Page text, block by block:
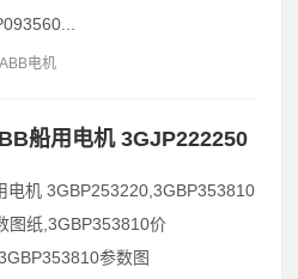
ABB电机
船用电机 3GJP222250
电机 3GBP253220,3GBP353810
图纸,3GBP353810价
参数图